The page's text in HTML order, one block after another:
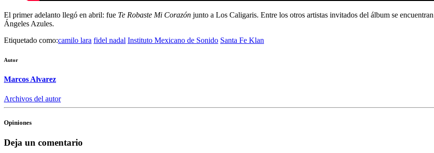
El primer adelanto llegó en abril: fue Te Robaste Mi Corazón junto a Los Caligaris. Entre los otros artistas invitados del álbum se encuentran
Ángeles Azules.
Etiquetado como:camilo lara fidel nadal Instituto Mexicano de Sonido Santa Fe Klan
Autor
Marcos Alvarez
Archivos del autor
Opiniones
Deja un comentario